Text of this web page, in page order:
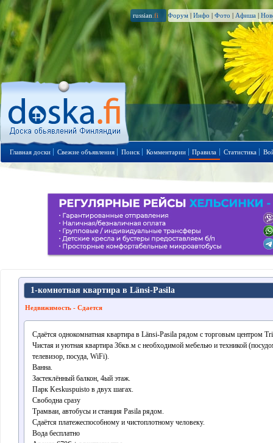
russian .fi Форум | Инфо | Фото | Афиша |
Главная доски Свежие объявления Поиск Комментарии Правила Статистика
1-комнотная квартира в Länsi-Pasila
Недвижимость - Сдается
Сдаётся однокомнатная квартира в Länsi-Pasila рядом с торговым центром
Чистая и уютная квартира 36кв.м с необходимой мебелью и техникой
телевизор, посуда, WiFi).
Ванна.
Застеклённый балкон, 4ый этаж.
Парк Keskuspuisto в двух шагах.
Свободна сразу
Tрамваи, автобусы и станция Pasila рядом.
Сдаётся платежеспособному и чистоплотному человеку.
Вода бесплатно